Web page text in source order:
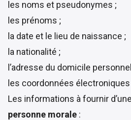
les noms et pseudonymes ;
les prénoms ;
la date et le lieu de naissance ;
la nationalité ;
l’adresse du domicile
les coordonnées
Les informations à fournir d’une
personne morale :